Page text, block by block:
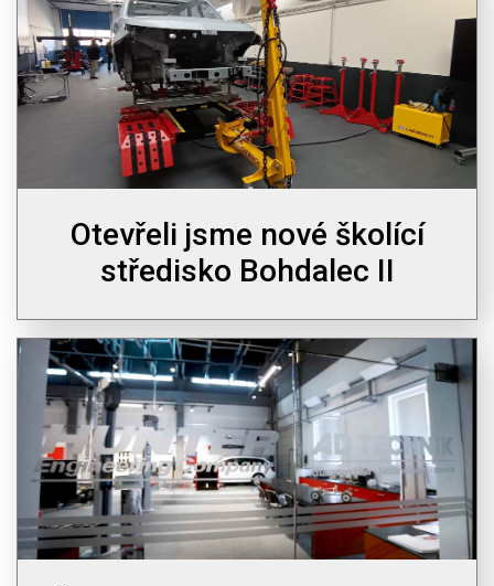
Otevřeli jsme nové školící
středisko Bohdalec II